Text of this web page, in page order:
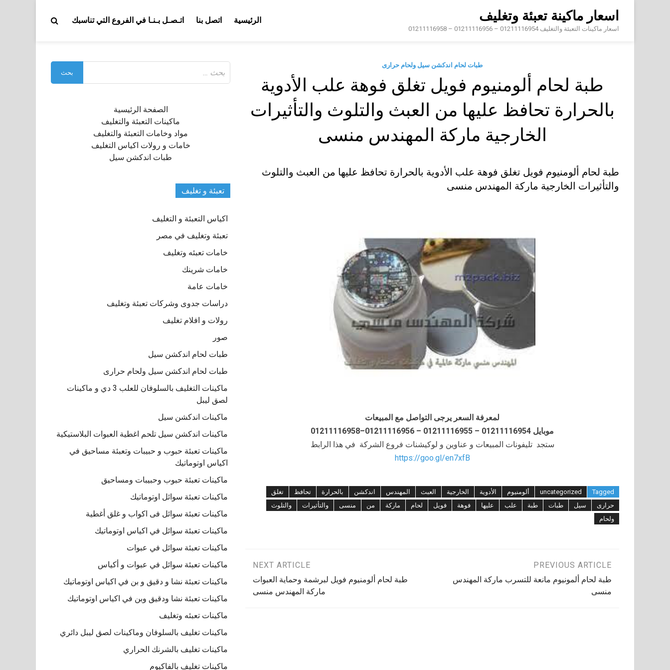
content
اسعار ماكينة تعبئة وتغليف
اسعار ماكينات التعبئة والتغليف 01211116954 – 01211116956 – 01211116958
الرئيسية اتصل بنا اتـصـل بـنـا في الفروع التي تناسبك
طبات لحام اندكشن سيل ولحام حرارى
طبة لحام ألومنيوم فويل تغلق فوهة علب الأدوية
بالحرارة تحافظ عليها من العبث والتلوث والتأثيرات
الخارجية ماركة المهندس منسى
طبة لحام ألومنيوم فويل تغلق فوهة علب الأدوية بالحرارة تحافظ عليها من العبث والتلوث
والتأثيرات الخارجية ماركة المهندس منسى
لمعرفة السعر يرجى التواصل مع المبيعات
موبايل 01211116954 – 01211116955 – 01211116956–01211116958
ستجد تليفونات المبيعات و عناوين و لوكيشنات فروع الشركة في هذا الرابط
https://goo.gl/en7xfB
Tagged
uncategorized ألومنيوم الأدوية الخارجية العبث المهندس اندكشن بالحرارة تحافظ
تغلق
حرارى
سيل طبات طبة علب عليها فوهة فويل لحام ماركة من منسى والتأثيرات
والتلوث
ولحام
تصفّح
المقالات
PREVIOUS ARTICLE
طبة لحام ألمونيوم مانعة للتسرب ماركة المهندس
منسى
NEXT ARTICLE
طبة لحام ألومنيوم فويل لبرشمة وحماية العبوات
ماركة المهندس منسى
عن:
الصفحة الرئيسية
ماكينات التعبئة والتغليف
مواد وخامات التعبئة والتغليف
خامات و رولات اكياس التغليف
طبات اندكشن سيل
تعبئة و تغليف
اكياس التعبئة و التغليف
تعبئة وتغليف في مصر
خامات تعبئه وتغليف
خامات شرينك
خامات عامة
دراسات جدوى وشركات تعبئة وتغليف
رولات و افلام تغليف
صور
طبات لحام اندكشن سيل
طبات لحام اندكشن سيل ولحام حرارى
ماكينات التغليف بالسلوفان للعلب 3 دي و ماكينات
لصق ليبل
ماكينات اندكشن سيل
ماكينات اندكشن سيل تلحم اغطية العبوات البلاستيكية
ماكينات تعبئة حبوب و حبيبات وتعبئة مساحيق في
اكياس اوتوماتيك
ماكينات تعبئة حبوب وحبيبات ومساحيق
ماكينات تعبئة سوائل اوتوماتيك
ماكينات تعبئة سوائل فى اكواب و غلق أغطية
ماكينات تعبئة سوائل في اكياس اوتوماتيك
ماكينات تعبئة سوائل في عبوات
ماكينات تعبئة سوائل في عبوات و أكياس
ماكينات تعبئة نشا و دقيق و بن في اكياس اوتوماتيك
ماكينات تعبئة نشا ودقيق وبن في اكياس اوتوماتيك
ماكينات تعبئه وتغليف
ماكينات تغليف بالسلوفان وماكينات لصق ليبل دائري
ماكينات تغليف بالشرنك الحراري
ماكينات تغليف بالفاكيوم